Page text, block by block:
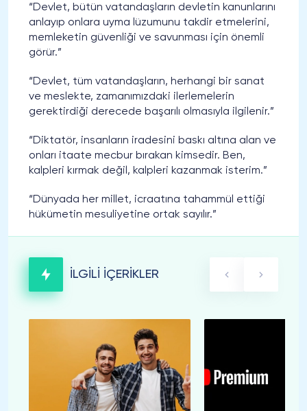
“Devlet, bütün vatandaşların devletin kanunlarını
anlayıp onlara uyma lüzumunu takdir etmelerini,
memleketin güvenliği ve savunması için önemli
görür.”
“Devlet, tüm vatandaşların, herhangi bir sanat
ve meslekte, zamanımızdaki ilerlemelerin
gerektirdiği derecede başarılı olmasıyla ilgilenir.”
“Diktatör, insanların iradesini baskı altına alan ve
onları itaate mecbur bırakan kimsedir. Ben,
kalpleri kırmak değil, kalpleri kazanmak isterim.”
“Dünyada her millet, icraatına tahammül ettiği
hükümetin mesuliyetine ortak sayılır.”
İLGİLİ İÇERİKLER